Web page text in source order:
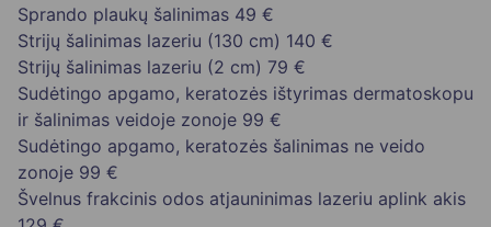
Sprando plaukų šalinimas 49 €
Strijų šalinimas lazeriu (130 cm) 140 €
Strijų šalinimas lazeriu (2 cm) 79 €
Sudėtingo apgamo, keratozės ištyrimas dermatoskopu
ir šalinimas veidoje zonoje 99 €
Sudėtingo apgamo, keratozės šalinimas ne veido
zonoje 99 €
Švelnus frakcinis odos atjauninimas lazeriu aplink akis